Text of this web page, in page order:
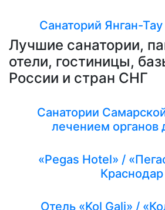
Санаторий Янган-
Лучшие санатории,
отели, гостиницы,
России и стран СНГ
Санатории
лечением органов
«Pegas Hotel» /
Краснодар
Отель «Kol Gali» /